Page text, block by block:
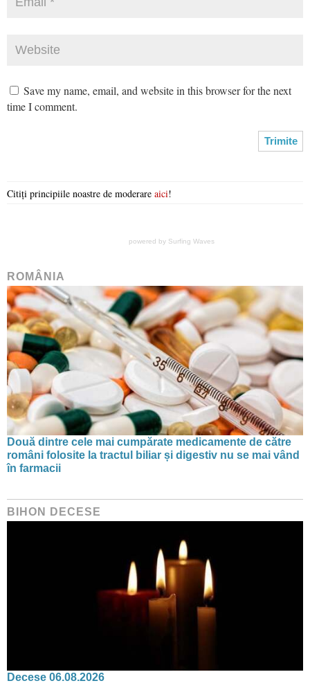
Save my name, email, and website in this browser for the next
time I comment.
Citiți principiile noastre de moderare aici!
powered by Surfing Waves
ROMÂNIA
Două dintre cele mai cumpărate medicamente de către
români folosite la tractul biliar și digestiv nu se mai vând
în farmacii
BIHON DECESE
Decese 06.08.2026